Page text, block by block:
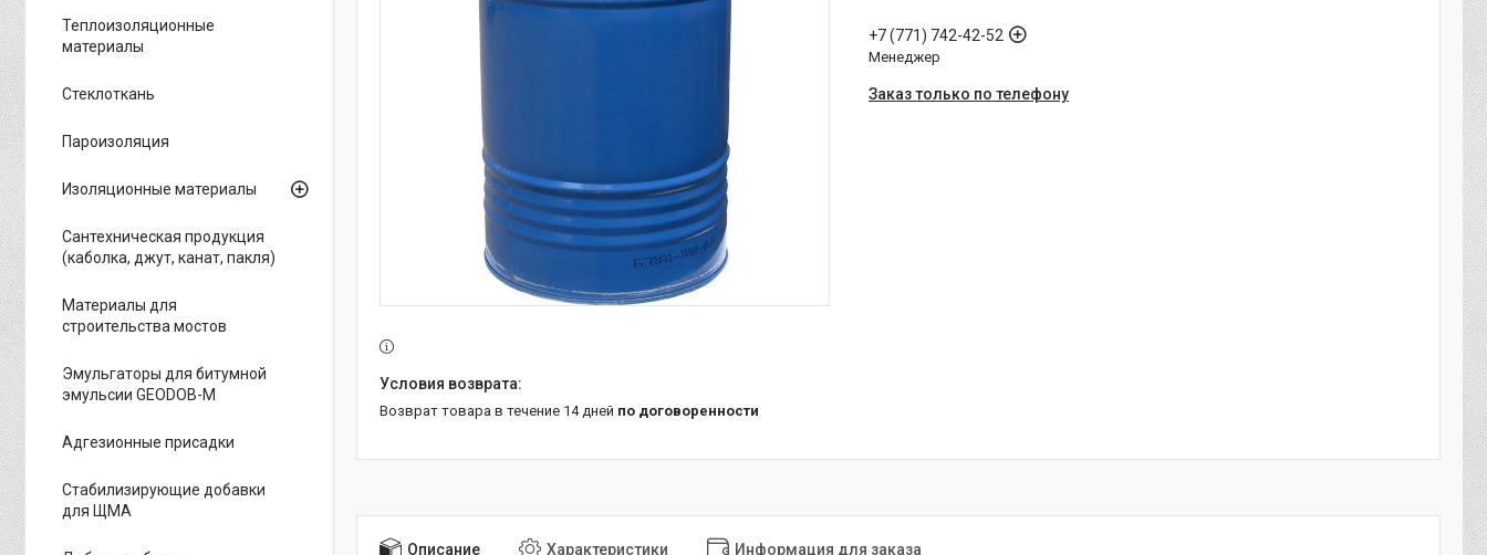
+7 (771) 742-42-52
Менеджер
Заказ только по телефону
возврат товара в течение 14 дней по договоренности
Описание Характеристики Информация для заказа
Теплоизоляционные
материалы
Стеклоткань
Пароизоляция
Изоляционные материалы
Сантехническая продукция
(каболка, джут, канат, пакля)
Материалы для
строительства мостов
Эмульгаторы для битумной
эмульсии GEODOB-M
Адгезионные присадки
Стабилизирующие добавки
для ЩМА